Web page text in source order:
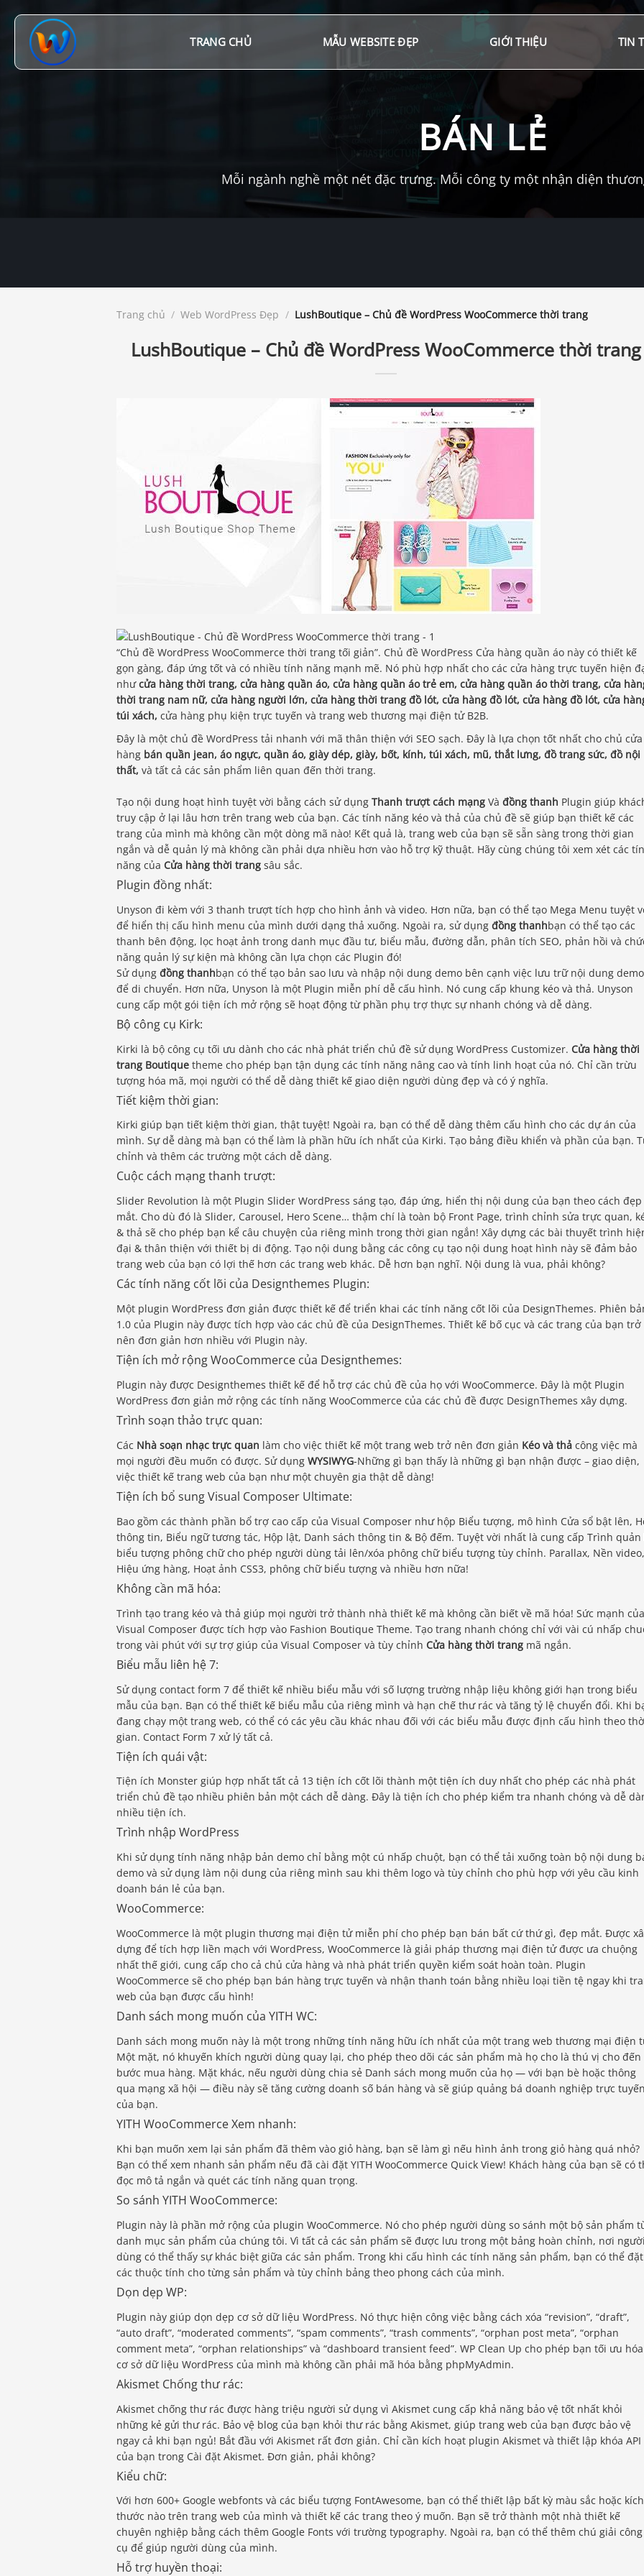
đến
TRANG CHỦ MẪU WEBSITE ĐẸP GIỚI THIỆU TIN
BÁN LẺ
Mỗi ngành nghề một nét đặc trưng. Mỗi công ty một nhận diện
Trang chủ / Web WordPress Đẹp / LushBoutique – Chủ đề WordPress WooCommerce thời trang
LushBoutique – Chủ đề WordPress WooCommerce thời trang
“Chủ đề WordPress WooCommerce thời trang tối giản”. Chủ đề WordPress Cửa hàng quần áo này có thiết kế
gọn gàng, đáp ứng tốt và có nhiều tính năng mạnh mẽ. Nó phù hợp nhất cho các cửa hàng trực tuyến hiện
nhưcửa hàng thời trang, cửa hàng quần áo, cửa hàng quần áo trẻ em, cửa hàng quần áo thời trang, cửa
thời trang nam nữ, cửa hàng người lớn, cửa hàng thời trang đồ lót, cửa hàng đồ lót, cửa hàng đồ lót, cửa
túi xách, cửa hàng phụ kiện trực tuyến và trang web thương mại điện tử B2B.
Đây là một chủ đề WordPress tải nhanh với mã thân thiện với SEO sạch. Đây là lựa chọn tốt nhất cho chủ cửa
hàng bán quần jean, áo ngực, quần áo, giày dép, giày, bốt, kính, túi xách, mũ, thắt lưng, đồ trang sức, đồ nội
thất, và tất cả các sản phẩm liên quan đến thời trang.
Tạo nội dung hoạt hình tuyệt vời bằng cách sử dụng Thanh trượt cách mạng Và đồng thanh Plugin giúp
truy cập ở lại lâu hơn trên trang web của bạn. Các tính năng kéo và thả của chủ đề sẽ giúp bạn thiết kế các
trang của mình mà không cần một dòng mã nào! Kết quả là, trang web của bạn sẽ sẵn sàng trong thời gian
ngắn và dễ quản lý mà không cần phải dựa nhiều hơn vào hỗ trợ kỹ thuật. Hãy cùng chúng tôi xem xét các
năng của Cửa hàng thời trang sâu sắc.
Plugin đồng nhất:
Unyson đi kèm với 3 thanh trượt tích hợp cho hình ảnh và video. Hơn nữa, bạn có thể tạo Mega Menu tuyệt
để hiển thị cấu hình menu của mình dưới dạng thả xuống. Ngoài ra, sử dụng đồng thanhbạn có thể tạo các
thanh bên động, lọc hoạt ảnh trong danh mục đầu tư, biểu mẫu, đường dẫn, phân tích SEO, phản hồi và
năng quản lý sự kiện mà không cần lựa chọn các Plugin đó!
Sử dụng đồng thanhbạn có thể tạo bản sao lưu và nhập nội dung demo bên cạnh việc lưu trữ nội dung demo
để di chuyển. Hơn nữa, Unyson là một Plugin miễn phí dễ cấu hình. Nó cung cấp khung kéo và thả. Unyson
cung cấp một gói tiện ích mở rộng sẽ hoạt động từ phần phụ trợ thực sự nhanh chóng và dễ dàng.
Bộ công cụ Kirk:
Kirki là bộ công cụ tối ưu dành cho các nhà phát triển chủ đề sử dụng WordPress Customizer. Cửa hàng thời
trang Boutique theme cho phép bạn tận dụng các tính năng nâng cao và tính linh hoạt của nó. Chỉ cần trừu
tượng hóa mã, mọi người có thể dễ dàng thiết kế giao diện người dùng đẹp và có ý nghĩa.
Tiết kiệm thời gian:
Kirki giúp bạn tiết kiệm thời gian, thật tuyệt! Ngoài ra, bạn có thể dễ dàng thêm cấu hình cho các dự án của
mình. Sự dễ dàng mà bạn có thể làm là phần hữu ích nhất của Kirki. Tạo bảng điều khiển và phần của bạn.
chỉnh và thêm các trường một cách dễ dàng.
Cuộc cách mạng thanh trượt:
Slider Revolution là một Plugin Slider WordPress sáng tạo, đáp ứng, hiển thị nội dung của bạn theo cách đẹp
mắt. Cho dù đó là Slider, Carousel, Hero Scene… thậm chí là toàn bộ Front Page, trình chỉnh sửa trực quan,
& thả sẽ cho phép bạn kể câu chuyện của riêng mình trong thời gian ngắn! Xây dựng các bài thuyết trình
đại & thân thiện với thiết bị di động. Tạo nội dung bằng các công cụ tạo nội dung hoạt hình này sẽ đảm bảo
trang web của bạn có lợi thế hơn các trang web khác. Dễ hơn bạn nghĩ. Nội dung là vua, phải không?
Các tính năng cốt lõi của Designthemes Plugin:
Một plugin WordPress đơn giản được thiết kế để triển khai các tính năng cốt lõi của DesignThemes. Phiên
1.0 của Plugin này được tích hợp vào các chủ đề của DesignThemes. Thiết kế bố cục và các trang của bạn trở
nên đơn giản hơn nhiều với Plugin này.
Tiện ích mở rộng WooCommerce của Designthemes:
Plugin này được Designthemes thiết kế để hỗ trợ các chủ đề của họ với WooCommerce. Đây là một Plugin
WordPress đơn giản mở rộng các tính năng WooCommerce của các chủ đề được DesignThemes xây dựng.
Trình soạn thảo trực quan:
Các Nhà soạn nhạc trực quan làm cho việc thiết kế một trang web trở nên đơn giản Kéo và thả công việc mà
mọi người đều muốn có được. Sử dụng WYSIWYG-Những gì bạn thấy là những gì bạn nhận được – giao diện,
việc thiết kế trang web của bạn như một chuyên gia thật dễ dàng!
Tiện ích bổ sung Visual Composer Ultimate:
Bao gồm các thành phần bổ trợ cao cấp của Visual Composer như hộp Biểu tượng, mô hình Cửa sổ bật lên,
thông tin, Biểu ngữ tương tác, Hộp lật, Danh sách thông tin & Bộ đếm. Tuyệt vời nhất là cung cấp Trình quản
biểu tượng phông chữ cho phép người dùng tải lên/xóa phông chữ biểu tượng tùy chỉnh. Parallax, Nền video,
Hiệu ứng hàng, Hoạt ảnh CSS3, phông chữ biểu tượng và nhiều hơn nữa!
Không cần mã hóa:
Trình tạo trang kéo và thả giúp mọi người trở thành nhà thiết kế mà không cần biết về mã hóa! Sức mạnh của
Visual Composer được tích hợp vào Fashion Boutique Theme. Tạo trang nhanh chóng chỉ với vài cú nhấp
trong vài phút với sự trợ giúp của Visual Composer và tùy chỉnh Cửa hàng thời trang mã ngắn.
Biểu mẫu liên hệ 7:
Sử dụng contact form 7 để thiết kế nhiều biểu mẫu với số lượng trường nhập liệu không giới hạn trong biểu
mẫu của bạn. Bạn có thể thiết kế biểu mẫu của riêng mình và hạn chế thư rác và tăng tỷ lệ chuyển đổi. Khi
đang chạy một trang web, có thể có các yêu cầu khác nhau đối với các biểu mẫu được định cấu hình theo
gian. Contact Form 7 xử lý tất cả.
Tiện ích quái vật:
Tiện ích Monster giúp hợp nhất tất cả 13 tiện ích cốt lõi thành một tiện ích duy nhất cho phép các nhà phát
triển chủ đề tạo nhiều phiên bản một cách dễ dàng. Đây là tiện ích cho phép kiểm tra nhanh chóng và dễ
nhiều tiện ích.
Trình nhập WordPress
Khi sử dụng tính năng nhập bản demo chỉ bằng một cú nhấp chuột, bạn có thể tải xuống toàn bộ nội dung
demo và sử dụng làm nội dung của riêng mình sau khi thêm logo và tùy chỉnh cho phù hợp với yêu cầu kinh
doanh bán lẻ của bạn.
WooCommerce:
WooCommerce là một plugin thương mại điện tử miễn phí cho phép bạn bán bất cứ thứ gì, đẹp mắt. Được
dựng để tích hợp liền mạch với WordPress, WooCommerce là giải pháp thương mại điện tử được ưa chuộng
nhất thế giới, cung cấp cho cả chủ cửa hàng và nhà phát triển quyền kiểm soát hoàn toàn. Plugin
WooCommerce sẽ cho phép bạn bán hàng trực tuyến và nhận thanh toán bằng nhiều loại tiền tệ ngay khi
web của bạn được cấu hình!
Danh sách mong muốn của YITH WC:
Danh sách mong muốn này là một trong những tính năng hữu ích nhất của một trang web thương mại điện
Một mặt, nó khuyến khích người dùng quay lại, cho phép theo dõi các sản phẩm mà họ cho là thú vị cho đến
bước mua hàng. Mặt khác, nếu người dùng chia sẻ Danh sách mong muốn của họ — với bạn bè hoặc thông
qua mạng xã hội — điều này sẽ tăng cường doanh số bán hàng và sẽ giúp quảng bá doanh nghiệp trực tuyến
của bạn.
YITH WooCommerce Xem nhanh:
Khi bạn muốn xem lại sản phẩm đã thêm vào giỏ hàng, bạn sẽ làm gì nếu hình ảnh trong giỏ hàng quá nhỏ?
Bạn có thể xem nhanh sản phẩm nếu đã cài đặt YITH WooCommerce Quick View! Khách hàng của bạn sẽ có
đọc mô tả ngắn và quét các tính năng quan trọng.
So sánh YITH WooCommerce:
Plugin này là phần mở rộng của plugin WooCommerce. Nó cho phép người dùng so sánh một bộ sản phẩm
danh mục sản phẩm của chúng tôi. Vì tất cả các sản phẩm sẽ được lưu trong một bảng hoàn chỉnh, nơi người
dùng có thể thấy sự khác biệt giữa các sản phẩm. Trong khi cấu hình các tính năng sản phẩm, bạn có thể đặt
các thuộc tính cho từng sản phẩm và tùy chỉnh bảng theo phong cách của mình.
Dọn dẹp WP:
Plugin này giúp dọn dẹp cơ sở dữ liệu WordPress. Nó thực hiện công việc bằng cách xóa “revision”, “draft”,
“auto draft”, “moderated comments”, “spam comments”, “trash comments”, “orphan post meta”, “orphan
comment meta”, “orphan relationships” và “dashboard transient feed”. WP Clean Up cho phép bạn tối ưu hóa
cơ sở dữ liệu WordPress của mình mà không cần phải mã hóa bằng phpMyAdmin.
Akismet Chống thư rác:
Akismet chống thư rác được hàng triệu người sử dụng vì Akismet cung cấp khả năng bảo vệ tốt nhất khỏi
những kẻ gửi thư rác. Bảo vệ blog của bạn khỏi thư rác bằng Akismet, giúp trang web của bạn được bảo vệ
ngay cả khi bạn ngủ! Bắt đầu với Akismet rất đơn giản. Chỉ cần kích hoạt plugin Akismet và thiết lập khóa API
của bạn trong Cài đặt Akismet. Đơn giản, phải không?
Kiểu chữ:
Với hơn 600+ Google webfonts và các biểu tượng FontAwesome, bạn có thể thiết lập bất kỳ màu sắc hoặc kích
thước nào trên trang web của mình và thiết kế các trang theo ý muốn. Bạn sẽ trở thành một nhà thiết kế
chuyên nghiệp bằng cách thêm Google Fonts với trường typography. Ngoài ra, bạn có thể thêm chú giải công
cụ để giúp người dùng của mình.
Hỗ trợ huyền thoại: